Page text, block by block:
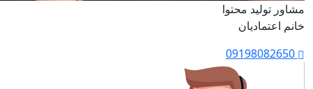
مشاور تولید محتوا
خانم اعتمادیان